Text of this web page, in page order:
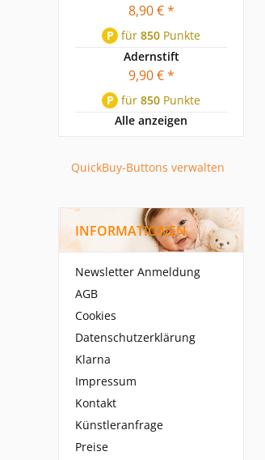
8,90 € *
P für 850 Punkte
Adernstift
9,90 € *
P für 850 Punkte
Alle anzeigen
QuickBuy-Buttons verwalten
INFORMATIONEN
Newsletter Anmeldung
AGB
Cookies
Datenschutzerklärung
Klarna
Impressum
Kontakt
Künstleranfrage
Preise